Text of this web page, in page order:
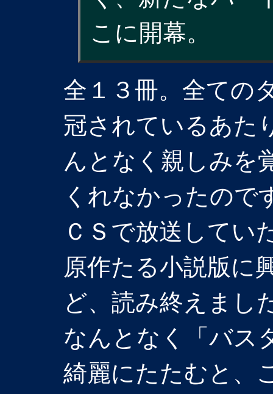
こに開幕。
全１３冊。全ての
冠されているあた
んとなく親しみを
くれなかったので
ＣＳで放送してい
原作たる小説版に
ど、読み終えまし
なんとなく「バス
綺麗にたたむと、